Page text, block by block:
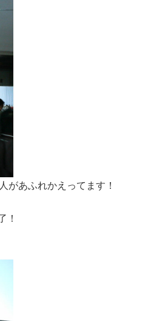
があふれかえってます！
！